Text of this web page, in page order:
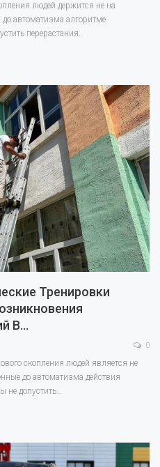
людей держится не на
автоматизма алгоритме
перерастания…
Тренировки
В…
0
скопления людей является не
до автоматизма действия
не допустить…